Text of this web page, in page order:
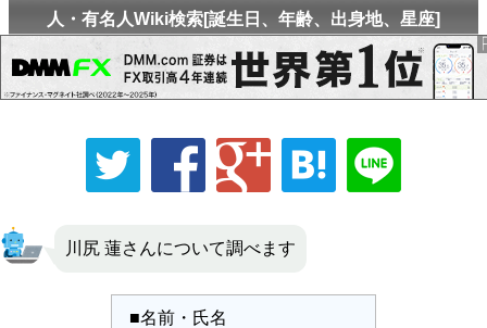
人・有名人Wiki検索[誕生日、年齢、出身地、星座]
川尻 蓮さんについて調べます
■名前・氏名